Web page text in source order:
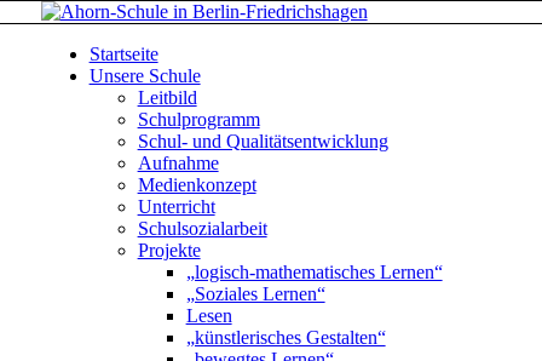
Startseite
Unsere Schule
Leitbild
Schulprogramm
Schul- und Qualitätsentwicklung
Aufnahme
Medienkonzept
Unterricht
Schulsozialarbeit
Projekte
„logisch-mathematisches Lernen“
„Soziales Lernen“
Lesen
„künstlerisches Gestalten“